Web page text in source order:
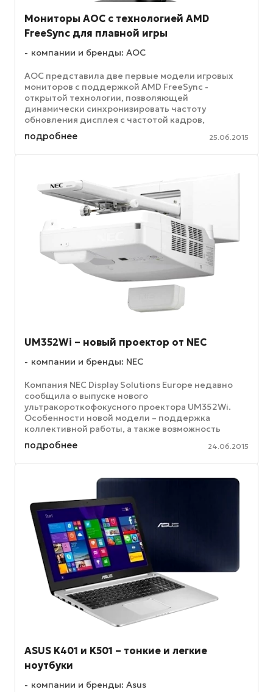
Мониторы AOC с технологией AMD
FreeSync для плавной игры
компании и бренды: AOC
AOC представила две первые модели игровых
мониторов с поддержкой AMD FreeSync -
открытой технологии, позволяющей
динамически синхронизировать частоту
обновления дисплея с частотой кадров,
устранить разрывы изображения и подвисания, а
также ...
подробнее 25.06.2015
UM352Wi – новый проектор от NEC
компании и бренды: NEC
Компания NEC Display Solutions Europe недавно
сообщила о выпуске нового
ультракороткофокусного проектора UM352Wi.
Особенности новой модели – поддержка
коллективной работы, а также возможность
группового обучения, которая обеспечивается с
помощью ...
подробнее 24.06.2015
ASUS K401 и K501 – тонкие и легкие
ноутбуки
компании и бренды: Asus